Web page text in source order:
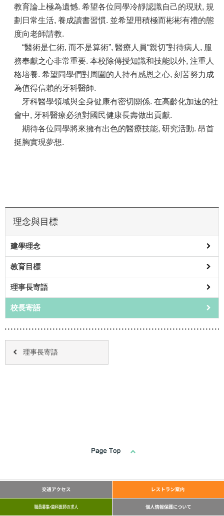
教育論上極為遺憾. 希望各位同學冷靜認識自己的現狀, 規
劃日常生活, 養成讀書習慣. 並希望用積極而彬彬有禮的態
度向老師請教.
“醫術是仁術, 而不是算術”, 醫療人員“親切”對待病人, 服
務奉獻之心非常重要. 本校除傳授知識和技能以外, 注重人
格培養. 希望同學們對周圍的人持有感恩之心, 刻苦努力成
為值得信賴的牙科醫師.
牙科醫學領域與全身健康有密切關係. 在高齡化加速的社
會中, 牙科醫療必須對國民健康長壽做出貢獻.
期待各位同學將來擁有出色的醫療技能, 研究活動. 昂首
挺胸實現夢想.
理念與目標
建學理念
教育目標
理事長寄語
校長寄語
理事長寄語